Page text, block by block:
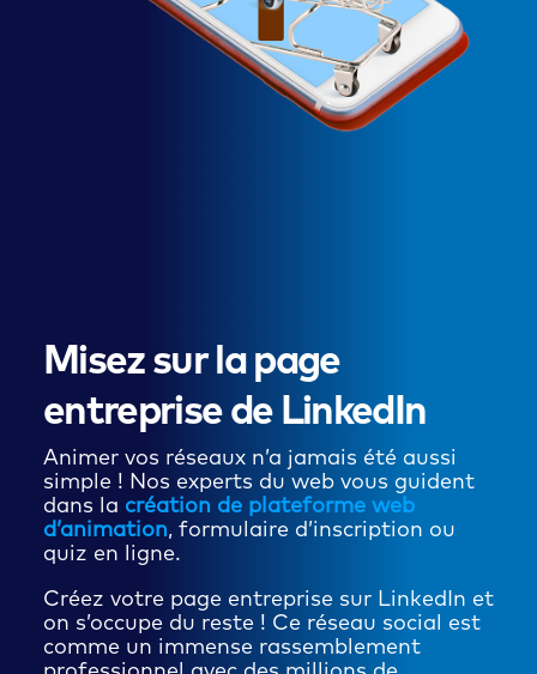
Misez sur la page
entreprise de LinkedIn
Animer vos réseaux n’a jamais été aussi
simple ! Nos experts du web vous guident
dans la création de plateforme web
d’animation, formulaire d’inscription ou
quiz en ligne.
Créez votre page entreprise sur LinkedIn et
on s’occupe du reste ! Ce réseau social est
comme un immense rassemblement